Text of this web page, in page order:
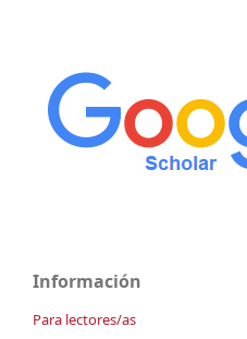
Información
Para lectores/as